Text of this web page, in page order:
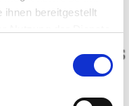
ihnen bereitgestellt
weiterhin nutzen.